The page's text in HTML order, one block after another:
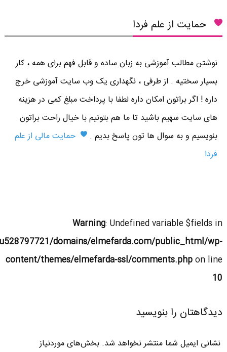
حمایت از علم فردا
نوشتن مطالب آموزشی به زبان ساده و قابل فهم برای همه ، کار
بسیار سختیه . از طرفی ، نگهداری یک وب سایت آموزشی خرج
داره ! اگر براتون امکان داره لطفا با پرداخت مبلغ کمی در هزینه
های سایت سهیم باشید تا ما هم بتونیم با خیال راحت براتون
بنویسیم و به سوال ها تون پاسخ بدیم .
حمایت مالی از علم
فردا
Warning: Undefined variable $fields in
domains/elmefarda.com/public_html/wp-
content/themes/elmefarda-ssl/comments.phpon line
10
دیدگاهتان را بنویسید
نشانی ایمیل شما منتشر نخواهد شد. بخش‌های موردنیاز